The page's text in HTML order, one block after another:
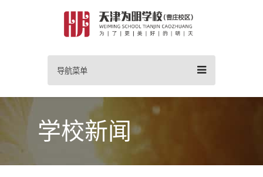
导航菜单
学校新闻